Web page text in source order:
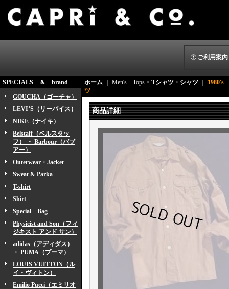
ご利用案内
SPECIALS ＆ brand
GOUCHA（ゴーチャ）
LEVI’S（リーバイス）
NIKE（ナイキ）
Belstaff（ベルスタッ
フ） ・ Barbour（バブ
アー）
Outerwear・Jacket
Sweat & Parka
T-shirt
Shirt
Special Bag
Physicist and Son（フィ
ジキスト アンド サン）
adidas（アディダス）
・ PUMA（プーマ）
LOUIS VUITTON（ル
イ・ヴィトン）
Emilio Pucci（エミリオ
ホーム ｜ Men's Tops > Tシャツ・シャツ
ツ
商品詳細